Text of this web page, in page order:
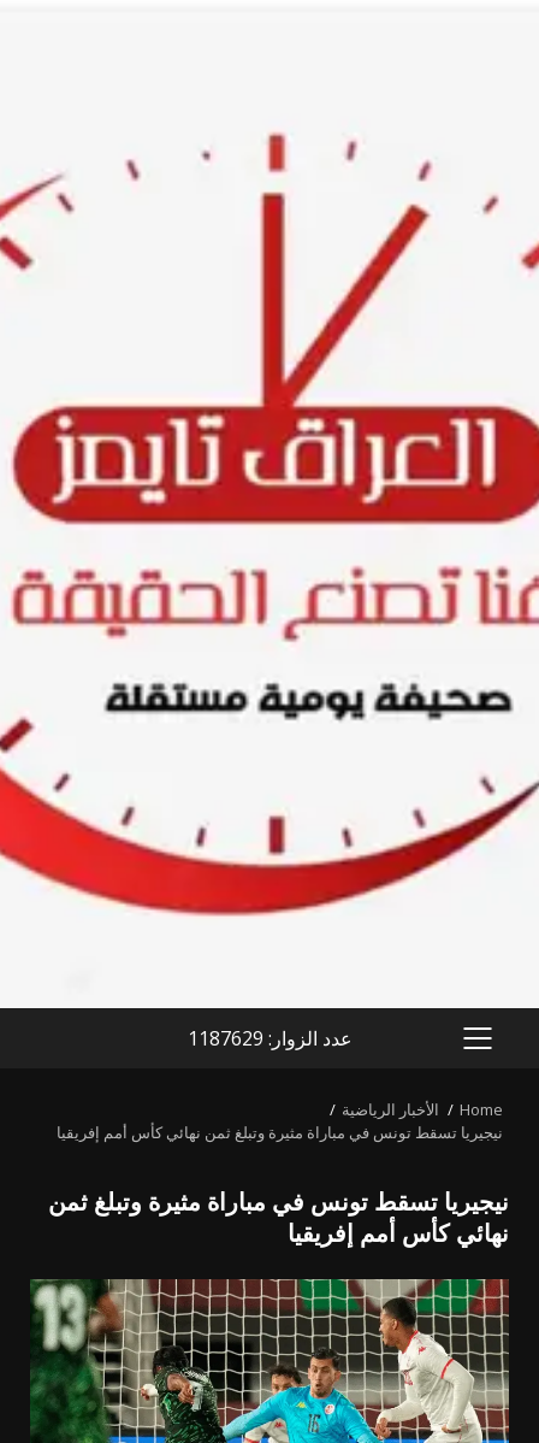
PRIMARY
عدد الزوار: 1187629
Home
الأخبار الرياضية
نيجيريا تسقط تونس في مباراة مثيرة وتبلغ ثمن نهائي كأس أمم إفريقيا
نيجيريا تسقط تونس في مباراة مثيرة وتبلغ ثمن
نهائي كأس أمم إفريقيا